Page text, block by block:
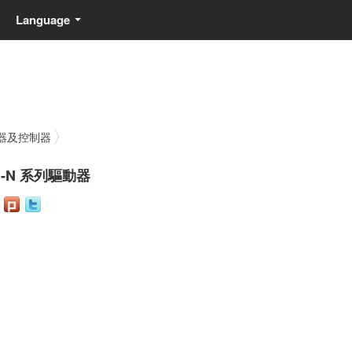
Language
及控制器
N 系列驅動器